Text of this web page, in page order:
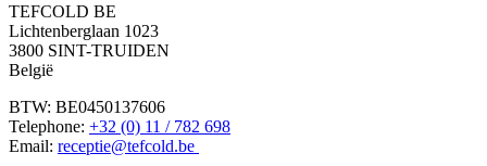
TEFCOLD BE
Lichtenberglaan 1023
3800 SINT-TRUIDEN
België
BTW: BE0450137606
Telephone: +32 (0) 11 / 782 698
Email: receptie@tefcold.be